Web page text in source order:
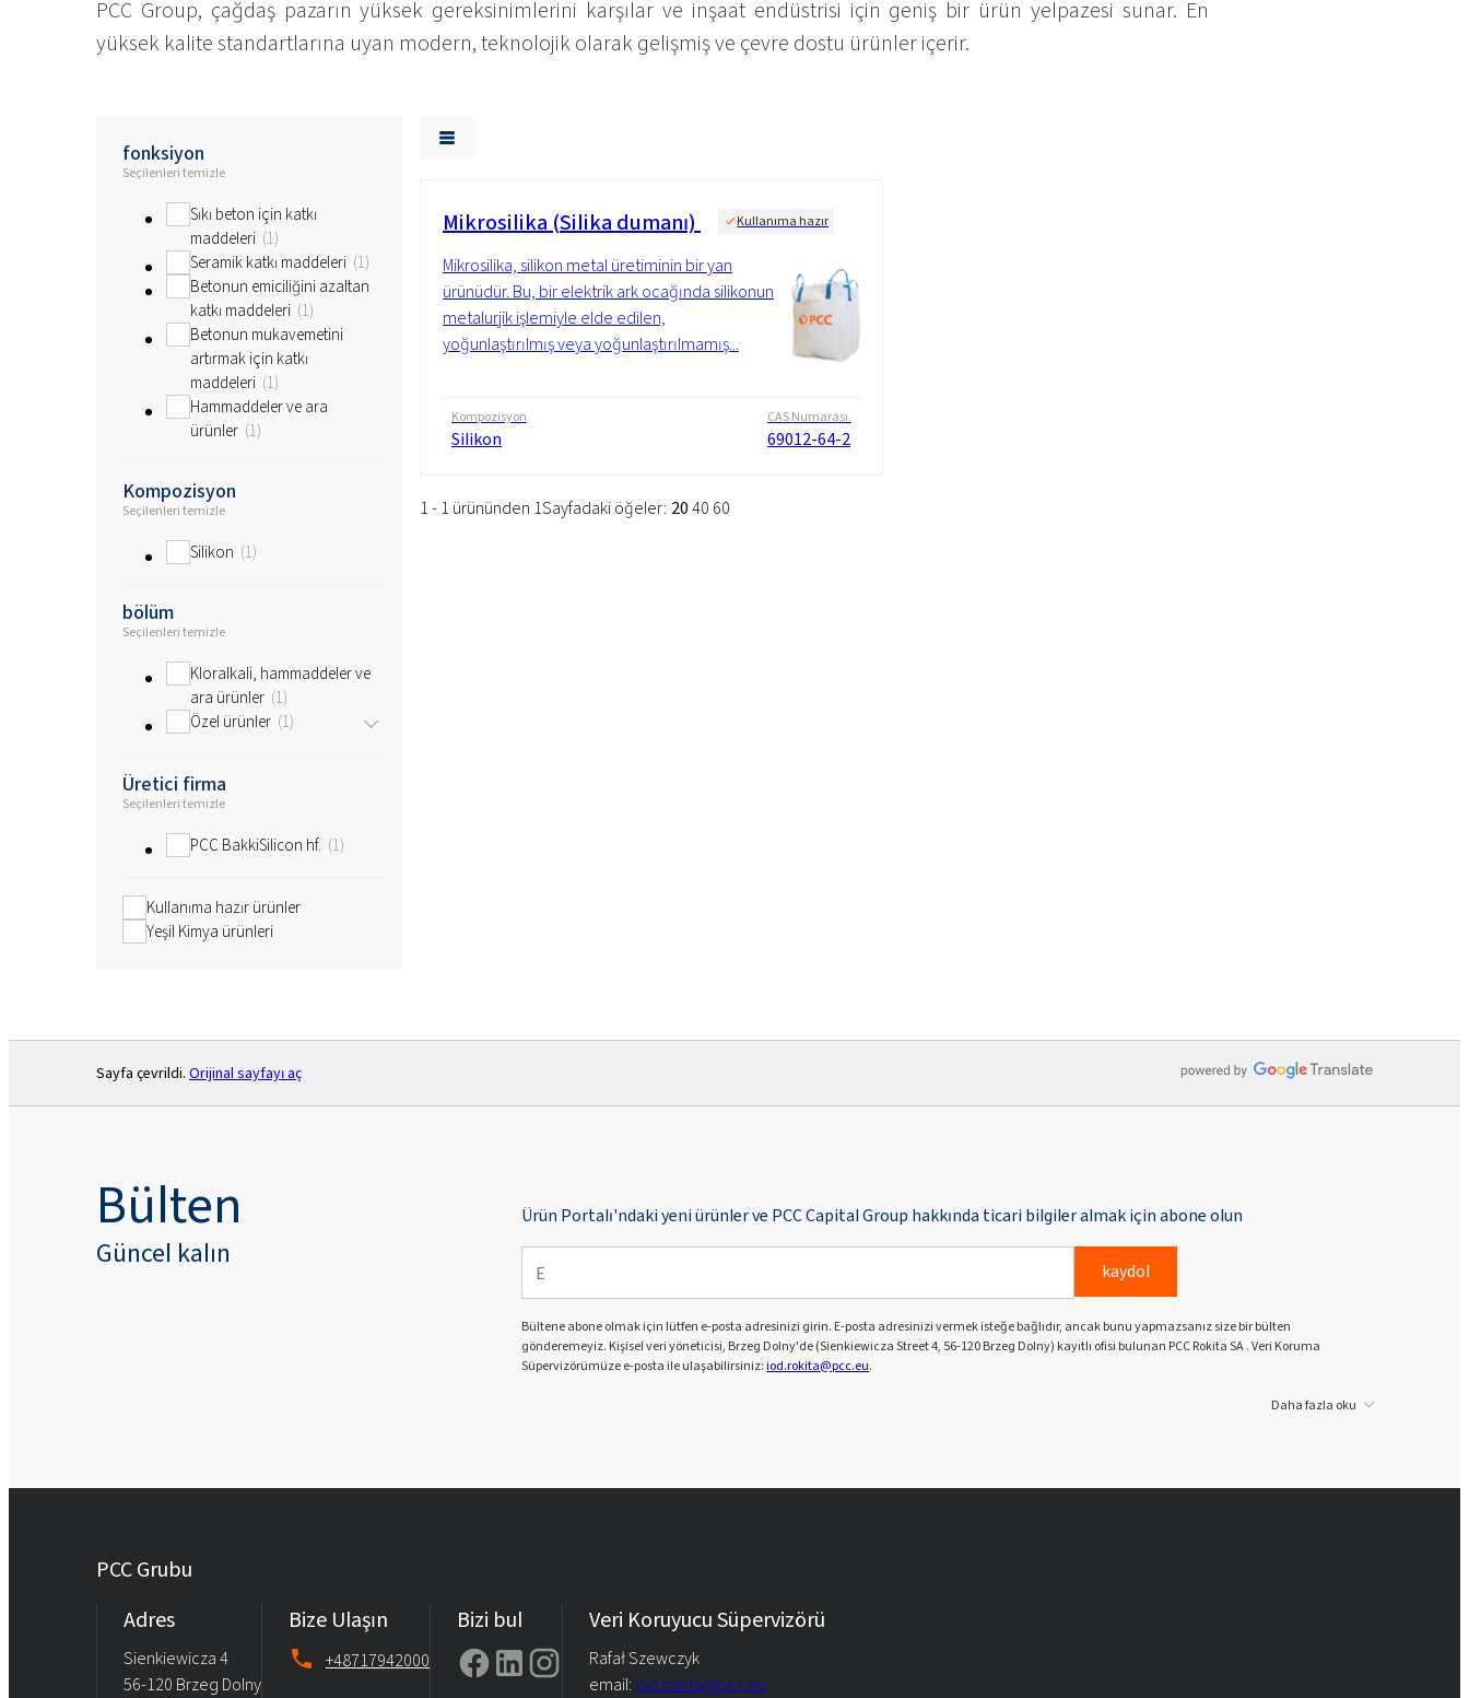
PCC Group, çağdaş pazarın yüksek gereksinimlerini karşılar ve inşaat endüstrisi için geniş bir ürün yelpazesi sunar. En
yüksek kalite standartlarına uyan modern, teknolojik olarak gelişmiş ve çevre dostu ürünler içerir.
fonksiyon
Seçilenleri temizle
Sıkı beton için katkı
maddeleri 1
Seramik katkı maddeleri 1
Betonun emiciliğini azaltan
katkı maddeleri 1
Betonun mukavemetini
artırmak için katkı
maddeleri 1
Hammaddeler ve ara
ürünler 1
Kompozisyon
Seçilenleri temizle
Silikon 1
bölüm
Seçilenleri temizle
Kloralkali, hammaddeler ve
ara ürünler 1
Özel ürünler 1
Üretici firma
Seçilenleri temizle
PCC BakkiSilicon hf. 1
Kullanıma hazır ürünler
Yeşil Kimya ürünleri
Mikrosilika (Silika dumanı) Kullanıma hazır
Mikrosilika, silikon metal üretiminin bir yan
ürünüdür. Bu, bir elektrik ark ocağında silikonun
metalurjik işlemiyle elde edilen,
yoğunlaştırılmış veya yoğunlaştırılmamış...
Kompozisyon
Silikon
CAS Numarası.
69012-64-2
1 - 1 ürününden 1Sayfadaki öğeler: 2040 60
Sayfa çevrildi. Orijinal sayfayı aç
Bülten
Güncel kalın
Ürün Portalı'ndaki yeni ürünler ve PCC Capital Group hakkında ticari bilgiler almak için abone olun
kaydol
Bültene abone olmak için lütfen e-posta adresinizi girin. E-posta adresinizi vermek isteğe bağlıdır, ancak bunu yapmazsanız size bir bülten
gönderemeyiz. Kişisel veri yöneticisi, Brzeg Dolny'de (Sienkiewicza Street 4, 56-120 Brzeg Dolny) kayıtlı ofisi bulunan PCC Rokita SA . Veri Koruma
Süpervizörümüze e-posta ile ulaşabilirsiniz:iod.rokita@pcc.eu.
Daha fazla oku
PCC Grubu
Adres
Sienkiewicza 4
56-120 Brzeg Dolny
Bize Ulaşın
+48717942000
Bizi bul Veri Koruyucu Süpervizörü
Rafał Szewczyk
email: iod.rokita@pcc.eu